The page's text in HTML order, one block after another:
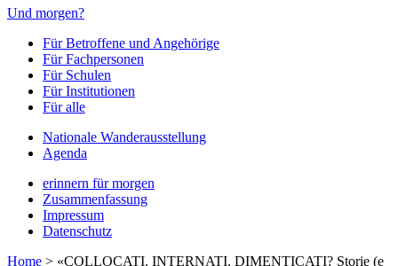
Und morgen?
Für Betroffene und Angehörige
Für Fachpersonen
Für Schulen
Für Institutionen
Für alle
Nationale Wanderausstellung
Agenda
erinnern für morgen
Zusammenfassung
Impressum
Datenschutz
Home > «COLLOCATI. INTERNATI. DIMENTICATI? Storie (e